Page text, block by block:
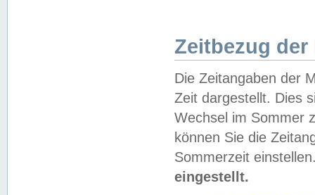
Zeitbezug der
Die Zeitangaben der
Zeit dargestellt. Dies
Wechsel im Sommer
können Sie die
Sommerzeit
eingestellt.